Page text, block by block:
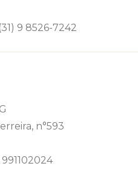
9 8526-7242
n°593